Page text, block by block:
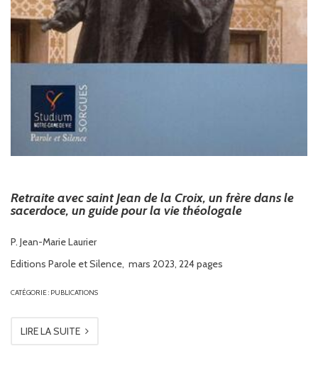
Retraite avec saint Jean de la Croix, un frère dans le
sacerdoce, un guide pour la vie théologale
P. Jean-Marie Laurier
Editions Parole et Silence, mars 2023, 224 pages
CATÉGORIE : PUBLICATIONS
LIRE LA SUITE